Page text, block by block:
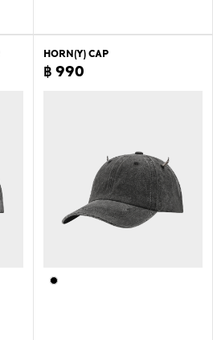
HORN(Y) CAP
฿ 990